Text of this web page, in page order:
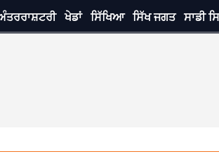
ਖੇਡਾਂ ਸਿੱਖਿਆ ਸਿੱਖ ਜਗਤ ਸਾਡੀ